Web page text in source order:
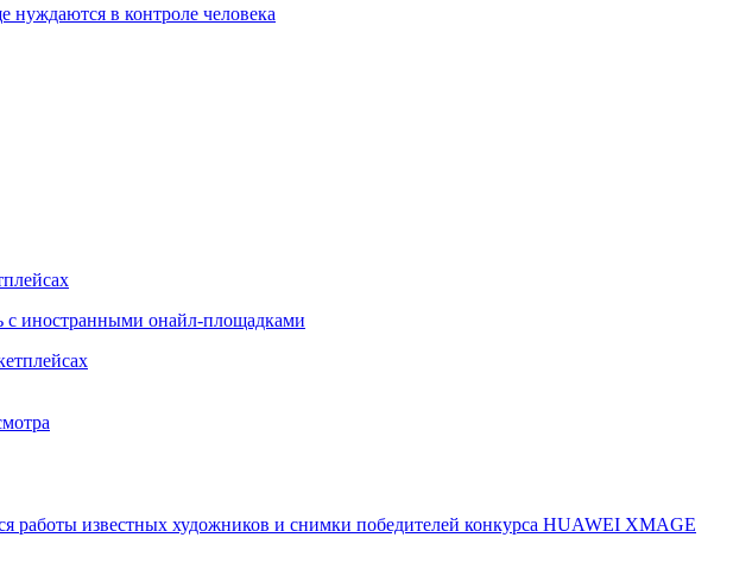
в контроле человека
с иностранными онайл-площадками
работы известных художников и снимки победителей конкурса HUAWEI XMAGE